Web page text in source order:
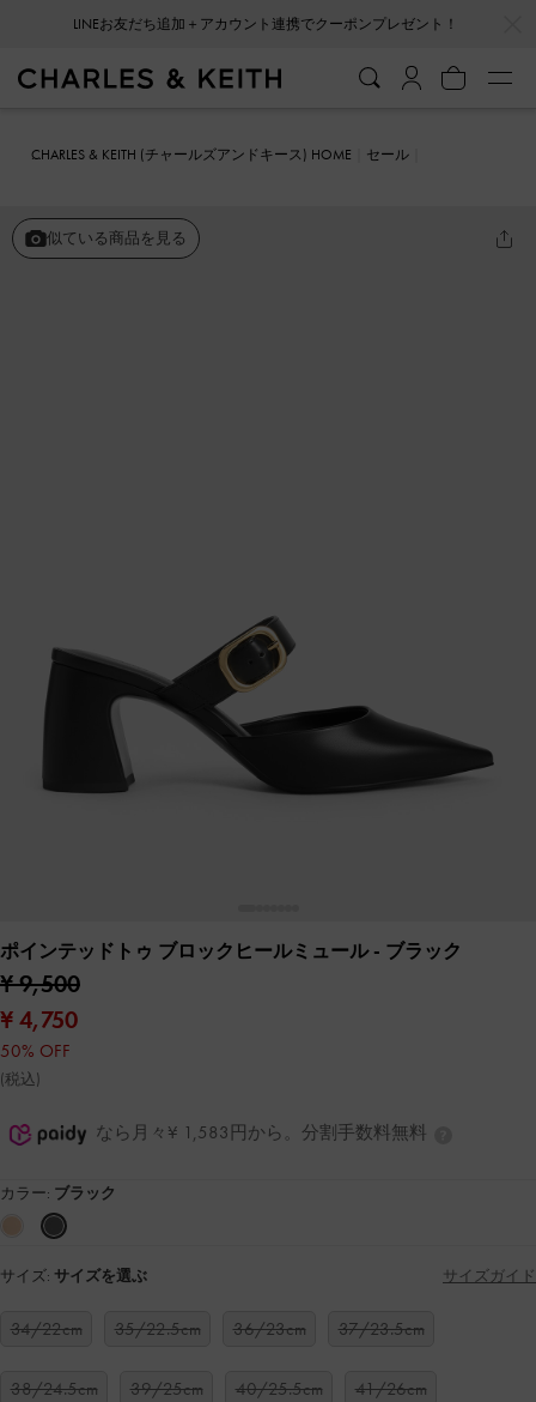
CHARLES & KEITH (チャールズアンドキース) HOME
セール
似ている商品を見る
ポインテッドトゥ ブロックヒールミュール- ブラック
¥ 9,500
¥ 4,750
50% OFF
(税込)
なら月々¥ 1,583円から。分割手数料無料
カラー: ブラック
サイズ: サイズを選ぶ サイズガイド
34/22cm 35/22.5cm 36/23cm 37/23.5cm
38/24.5cm 39/25cm 40/25.5cm 41/26cm